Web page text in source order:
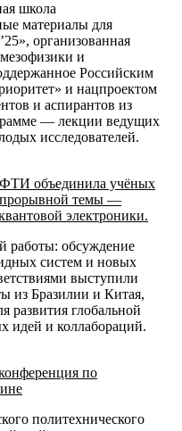
школа
материалы для
организованная
и
Российским
и нацпроектом
и аспирантов из
— лекции ведущих
исследователей.
объединила учёных
прорывной темы —
электроники.
работы: обсуждение
систем и новых
выступили
из Бразилии и Китая,
развития глобальной
идей и коллабораций.
по
политехнического